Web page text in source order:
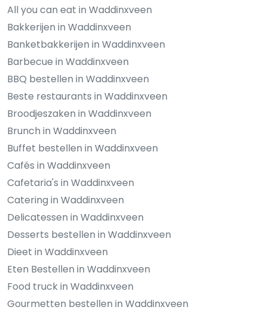
All you can eat in Waddinxveen
Bakkerijen in Waddinxveen
Banketbakkerijen in Waddinxveen
Barbecue in Waddinxveen
BBQ bestellen in Waddinxveen
Beste restaurants in Waddinxveen
Broodjeszaken in Waddinxveen
Brunch in Waddinxveen
Buffet bestellen in Waddinxveen
Cafés in Waddinxveen
Cafetaria's in Waddinxveen
Catering in Waddinxveen
Delicatessen in Waddinxveen
Desserts bestellen in Waddinxveen
Dieet in Waddinxveen
Eten Bestellen in Waddinxveen
Food truck in Waddinxveen
Gourmetten bestellen in Waddinxveen